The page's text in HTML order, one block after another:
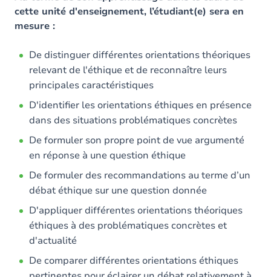
cette unité d'enseignement, l’étudiant(e) sera en
mesure :
De distinguer différentes orientations théoriques
relevant de l'éthique et de reconnaître leurs
principales caractéristiques
D'identifier les orientations éthiques en présence
dans des situations problématiques concrètes
De formuler son propre point de vue argumenté
en réponse à une question éthique
De formuler des recommandations au terme d’un
débat éthique sur une question donnée
D'appliquer différentes orientations théoriques
éthiques à des problématiques concrètes et
d'actualité
De comparer différentes orientations éthiques